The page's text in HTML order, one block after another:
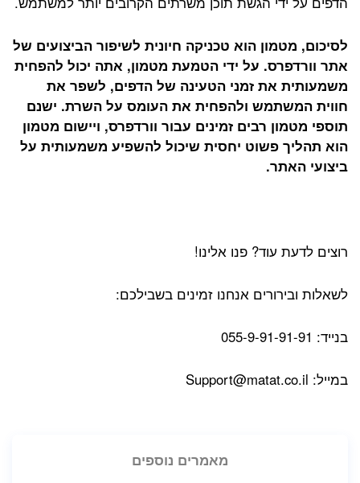
לסיכום, מטמון הוא טכניקה חיונית לשיפור הביצועים של
אתר וורדפרס. על ידי הטמעת מטמון, אתה יכול להפחית
משמעותית את זמני הטעינה של הדפים, לשפר את
חווית המשתמש ולהפחית את העומס על השרת. ישנם
תוספי מטמון רבים זמינים עבור וורדפרס, ויישום מטמון
הוא תהליך פשוט יחסית שיכול להשפיע משמעותית על
ביצועי האתר.
רוצים לדעת עוד? פנו אלינו!
לשאלות ובירורים אנחנו זמינים בשבילכם:
בנייד: 055-9-91-91-91
במייל: Support@matat.co.il
מאמרים נוספים